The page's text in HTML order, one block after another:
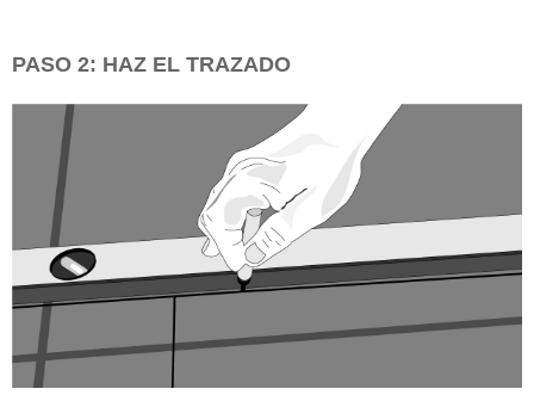
PASO 2: HAZ EL TRAZADO